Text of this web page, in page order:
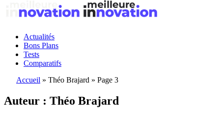
Actualités
Bons Plans
Tests
Comparatifs
Accueil » Théo Brajard » Page 3
Auteur : Théo Brajard